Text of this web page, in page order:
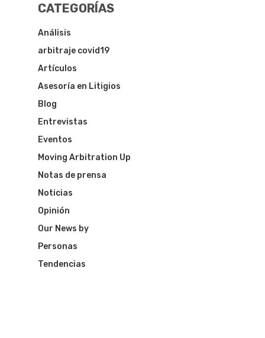
CATEGORÍAS
Análisis
arbitraje covid19
Artículos
Asesoría en Litigios
Blog
Entrevistas
Eventos
Moving Arbitration Up
Notas de prensa
Noticias
Opinión
Our News by
Personas
Tendencias